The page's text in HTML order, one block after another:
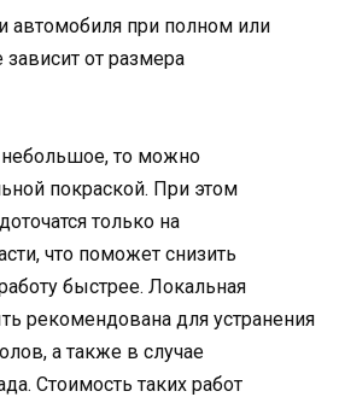
автомобиля при полном или
от размера
то можно
покраской. При этом
только на
что поможет снизить
быстрее. Локальная
рекомендована для устранения
а также в случае
Стоимость таких работ